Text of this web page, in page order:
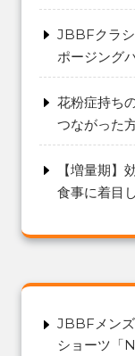
JBBFクラシ
ポージング
花粉症持ち
つながった
【増量期】
食事に着目
JBBFメン
ショーツ「